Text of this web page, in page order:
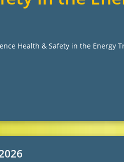
Health & Safety in the Energy